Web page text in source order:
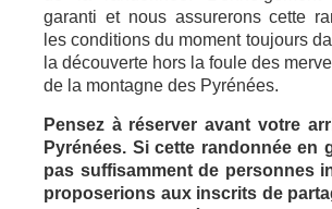
garanti et nous assurerons cette
les conditions du moment toujours
la découverte hors la foule des
de la montagne des Pyrénées.
Pensez à réserver avant votre
Pyrénées. Si cette randonnée en
pas suffisamment de personnes
proposerions aux inscrits de